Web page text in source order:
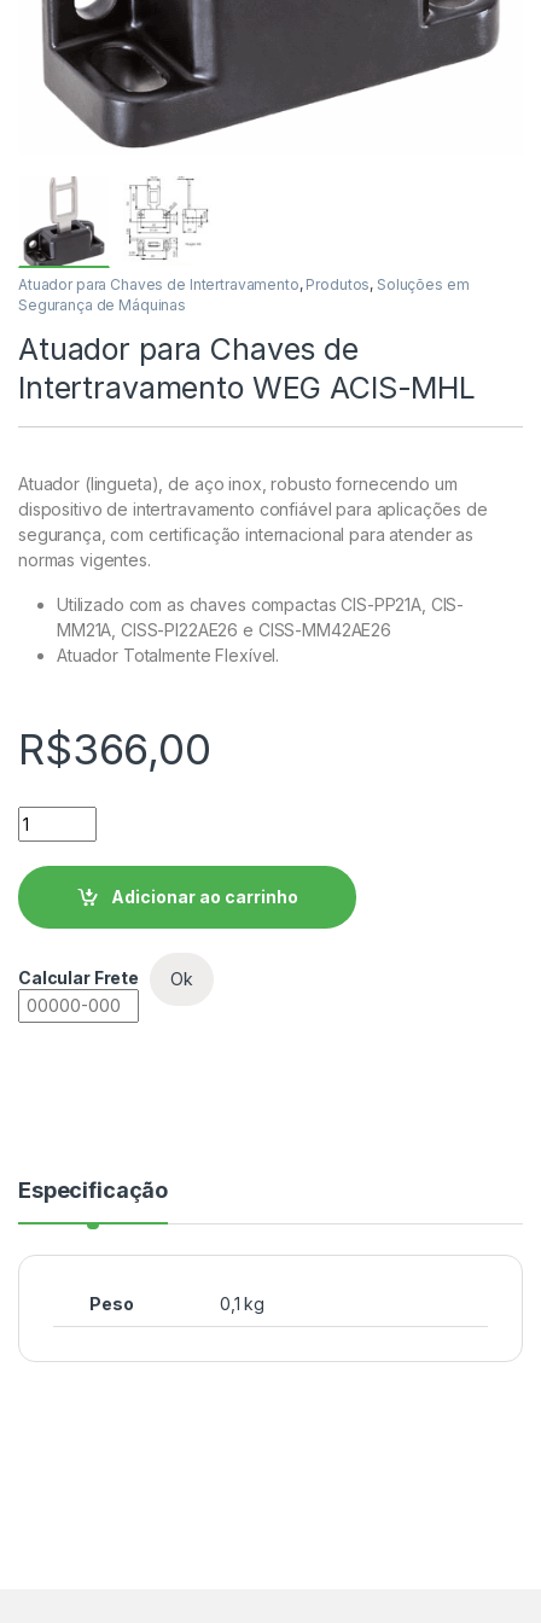
Atuador para Chaves de Intertravamento, Produtos, Soluções em
Segurança de Máquinas
Atuador para Chaves de
Intertravamento WEG ACIS-MHL
Atuador (lingueta), de aço inox, robusto fornecendo um
dispositivo de intertravamento confiável para aplicações de
segurança, com certificação internacional para atender as
normas vigentes.
Utilizado com as chaves compactas CIS-PP21A, CIS-
MM21A, CISS-PI22AE26 e CISS-MM42AE26
Atuador Totalmente Flexível.
R$366,00
Atuador para Chaves de Intertravamento WEG ACIS-MHL
Adicionar ao carrinho
Calcular Frete Ok
Especificação
Peso 0,1 kg